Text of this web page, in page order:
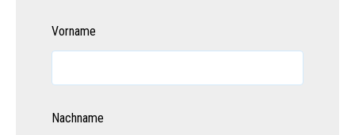
Vorname
Nachname